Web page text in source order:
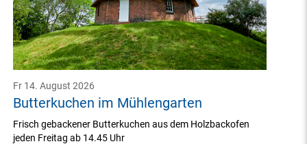
Butterkuchen im Mühlengarten
Fr 14. August 2026
Frisch gebackener Butterkuchen aus dem Holzbackofen
jeden Freitag ab 14.45 Uhr